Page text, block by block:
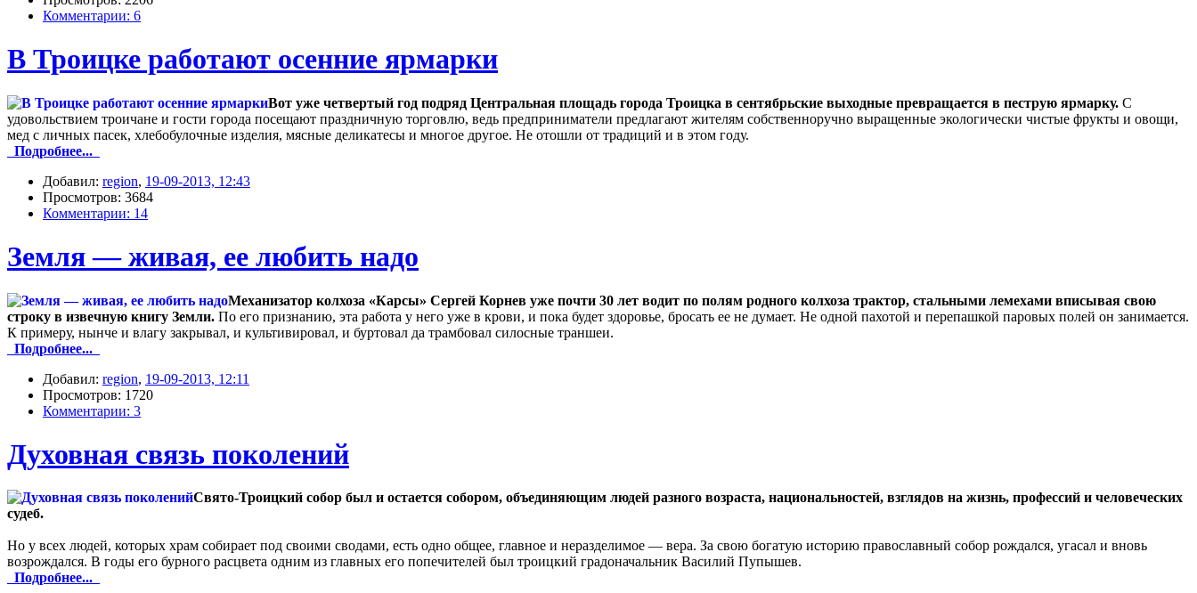
Комментарии: 6
В Троицке работают осенние ярмарки
Вот уже четвертый год подряд Центральная площадь города Троицка в сентябрьские выходные превращается в пеструю ярмарку. С
удовольствием троичане и гости города посещают праздничную торговлю, ведь предприниматели предлагают жителям собственноручно выращенные экологически чистые фрукты и овощи,
мед с личных пасек, хлебобулочные изделия, мясные деликатесы и многое другое. Не отошли от традиций и в этом году.
Подробнее...
Добавил: region, 19-09-2013, 12:43
Просмотров: 3684
Комментарии: 14
Земля — живая, ее любить надо
Механизатор колхоза «Карсы» Сергей Корнев уже почти 30 лет водит по полям родного колхоза трактор, стальными лемехами вписывая свою
строку в извечную книгу Земли. По его признанию, эта работа у него уже в крови, и пока будет здоровье, бросать ее не думает. Не одной пахотой и перепашкой паровых полей он занимается.
К примеру, нынче и влагу закрывал, и культивировал, и буртовал да трамбовал силосные траншеи.
Подробнее...
Добавил: region, 19-09-2013, 12:11
Просмотров: 1720
Комментарии: 3
Духовная связь поколений
Свято-Троицкий собор был и остается собором, объединяющим людей разного возраста, национальностей, взглядов на жизнь, профессий и человеческих
судеб.
Но у всех людей, которых храм собирает под своими сводами, есть одно общее, главное и неразделимое — вера. За свою богатую историю православный собор рождался, угасал и вновь
возрождался. В годы его бурного расцвета одним из главных его попечителей был троицкий градоначальник Василий Пупышев.
Подробнее...